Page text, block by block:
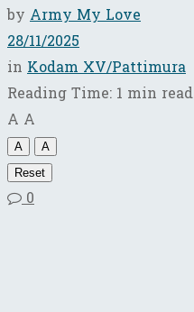
by Army My Love
28/11/2025
in Kodam XV/Pattimura
Reading Time: 1 min read
A A
A
A
Reset
0